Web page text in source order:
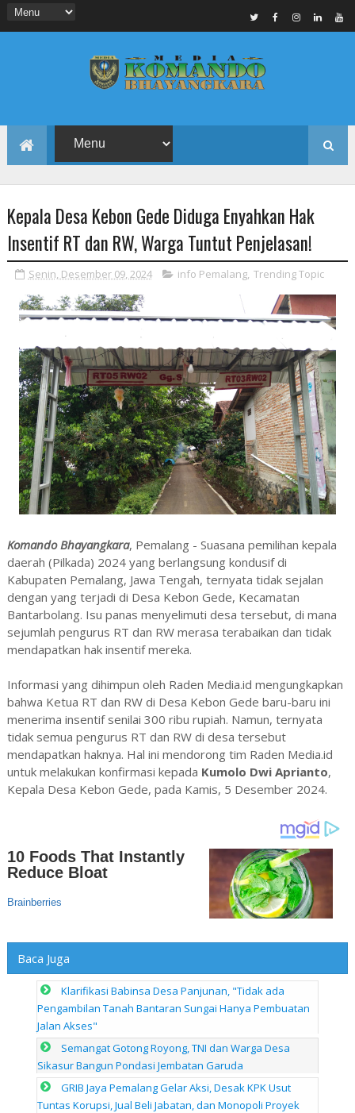
Kepala Desa Kebon Gede Diduga Enyahkan Hak
Insentif RT dan RW, Warga Tuntut Penjelasan!
Senin, Desember 09, 2024 info Pemalang, Trending Topic
Komando Bhayangkara, Pemalang - Suasana pemilihan kepala
daerah (Pilkada) 2024 yang berlangsung kondusif di
Kabupaten Pemalang, Jawa Tengah, ternyata tidak sejalan
dengan yang terjadi di Desa Kebon Gede, Kecamatan
Bantarbolang. Isu panas menyelimuti desa tersebut, di mana
sejumlah pengurus RT dan RW merasa terabaikan dan tidak
mendapatkan hak insentif mereka.
Informasi yang dihimpun oleh Raden Media.id mengungkapkan
bahwa Ketua RT dan RW di Desa Kebon Gede baru-baru ini
menerima insentif senilai 300 ribu rupiah. Namun, ternyata
tidak semua pengurus RT dan RW di desa tersebut
mendapatkan haknya. Hal ini mendorong tim Raden Media.id
untuk melakukan konfirmasi kepada Kumolo Dwi Aprianto,
Kepala Desa Kebon Gede, pada Kamis, 5 Desember 2024.
Baca Juga
Klarifikasi Babinsa Desa Panjunan, "Tidak ada
Pengambilan Tanah Bantaran Sungai Hanya Pembuatan
Jalan Akses"
Semangat Gotong Royong, TNI dan Warga Desa
Sikasur Bangun Pondasi Jembatan Garuda
GRIB Jaya Pemalang Gelar Aksi, Desak KPK Usut
Tuntas Korupsi, Jual Beli Jabatan, dan Monopoli Proyek